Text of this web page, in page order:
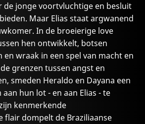
de jonge voortvluchtige en besluit
Maar Elias staat argwanend
In de broeierige love
hen ontwikkelt, botsen
en wraak in een spel van macht en
grenzen tussen angst en
smeden Heraldo en Dayana een
hun lot - en aan Elias - te
kenmerkende
flair dompelt de Braziliaanse